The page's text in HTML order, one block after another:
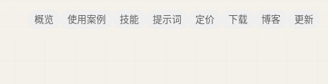
概览 使用案例 技能 提示词 定价 下载 博客 更新